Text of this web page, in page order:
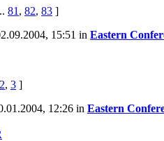
81 , 82, 83 ]
15:51 in Eastern
2, 3 ]
12:26 in Eastern